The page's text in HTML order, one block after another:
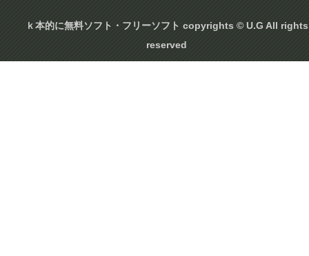
ｋ本的に無料ソフト・フリーソフト copyrights © U.G All rights
reserved